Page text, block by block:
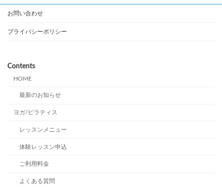
お問い合わせ
プライバシーポリシー
Contents
HOME
最新のお知らせ
ヨガ/ピラティス
レッスンメニュー
体験レッスン申込
ご利用料金
よくある質問